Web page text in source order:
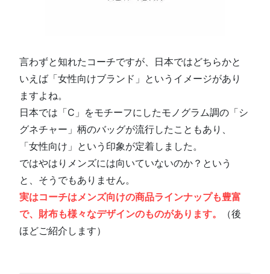
言わずと知れたコーチですが、日本ではどちらかと
いえば「女性向けブランド」というイメージがあり
ますよね。
日本では「C」をモチーフにしたモノグラム調の「シ
グネチャー」柄のバッグが流行したこともあり、
「女性向け」という印象が定着しました。
ではやはりメンズには向いていないのか？という
と、そうでもありません。
実はコーチはメンズ向けの商品ラインナップも豊富
で、財布も様々なデザインのものがあります。
（後
ほどご紹介します）